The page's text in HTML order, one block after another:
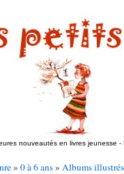
nouveautés en livres jeunesse -
» 0 à 6 ans» Albums illustrés